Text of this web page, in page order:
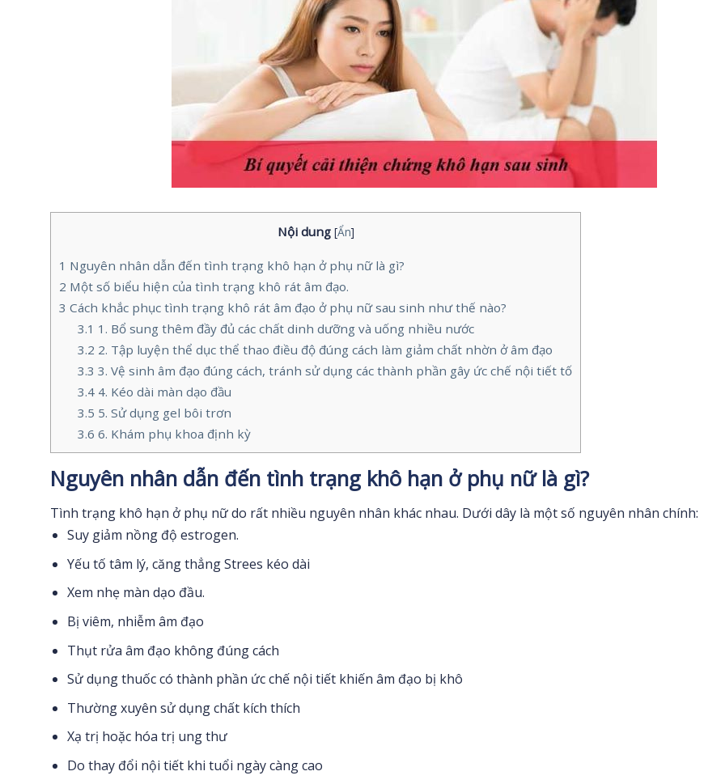
Nội dung [Ẩn]
1 Nguyên nhân dẫn đến tình trạng khô hạn ở phụ nữ là gì?
2 Một số biểu hiện của tình trạng khô rát âm đạo.
3 Cách khắc phục tình trạng khô rát âm đạo ở phụ nữ sau sinh như thế nào?
3.1 1. Bổ sung thêm đầy đủ các chất dinh dưỡng và uống nhiều nước
3.2 2. Tập luyện thể dục thể thao điều độ đúng cách làm giảm chất nhờn ở âm đạo
3.3 3. Vệ sinh âm đạo đúng cách, tránh sử dụng các thành phần gây ức chế nội tiết tố
3.44. Kéo dài màn dạo đầu
3.5 5. Sử dụng gel bôi trơn
3.6 6. Khám phụ khoa định kỳ
Nguyên nhân dẫn đến tình trạng khô hạn ở phụ nữ là gì?
Tình trạng khô hạn ở phụ nữ do rất nhiều nguyên nhân khác nhau. Dưới dây là một số nguyên nhân chính:
Suy giảm nồng độ estrogen.
Yếu tố tâm lý, căng thẳng Strees kéo dài
Xem nhẹ màn dạo đầu.
Bị viêm, nhiễm âm đạo
Thụt rửa âm đạo không đúng cách
Sử dụng thuốc có thành phần ức chế nội tiết khiến âm đạo bị khô
Thường xuyên sử dụng chất kích thích
Xạ trị hoặc hóa trị ung thư
Do thay đổi nội tiết khi tuổi ngày càng cao